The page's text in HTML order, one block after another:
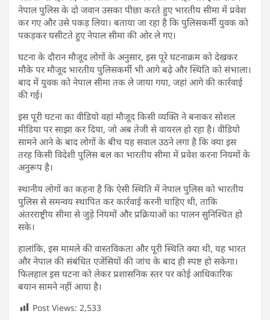
नेपाल पुलिस के दो जवान उसका पीछा करते हुए भारतीय सीमा में प्रवेश
कर गए और उसे पकड़ लिया। बताया जा रहा है कि पुलिसकर्मी युवक को
पकड़कर घसीटते हुए नेपाल सीमा की ओर ले गए।
घटना के दौरान मौजूद लोगों के अनुसार, इस पूरे घटनाक्रम को देखकर
मौके पर मौजूद भारतीय पुलिसकर्मी भी आगे बढ़े और स्थिति को संभाला।
बाद में युवक को नेपाल सीमा तक ले जाया गया, जहां आगे की कार्रवाई
की गई।
इस पूरी घटना का वीडियो वहां मौजूद किसी व्यक्ति ने बनाकर सोशल
मीडिया पर साझा कर दिया, जो अब तेजी से वायरल हो रहा है। वीडियो
सामने आने के बाद लोगों के बीच यह सवाल उठने लगा है कि क्या इस
तरह किसी विदेशी पुलिस बल का भारतीय सीमा में प्रवेश करना नियमों के
अनुरूप है।
स्थानीय लोगों का कहना है कि ऐसी स्थिति में नेपाल पुलिस को भारतीय
पुलिस से समन्वय स्थापित कर कार्रवाई करनी चाहिए थी, ताकि
अंतरराष्ट्रीय सीमा से जुड़े नियमों और प्रक्रियाओं का पालन सुनिश्चित हो
सके।
हालांकि, इस मामले की वास्तविकता और पूरी स्थिति क्या थी, यह भारत
और नेपाल की संबंधित एजेंसियों की जांच के बाद ही स्पष्ट हो सकेगा।
फिलहाल इस घटना को लेकर प्रशासनिक स्तर पर कोई आधिकारिक
बयान सामने नहीं आया है।
Post Views: 2,533